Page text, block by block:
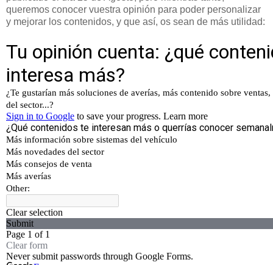
queremos conocer vuestra opinión para poder personalizar
y mejorar los contenidos, y que así, os sean de más utilidad: